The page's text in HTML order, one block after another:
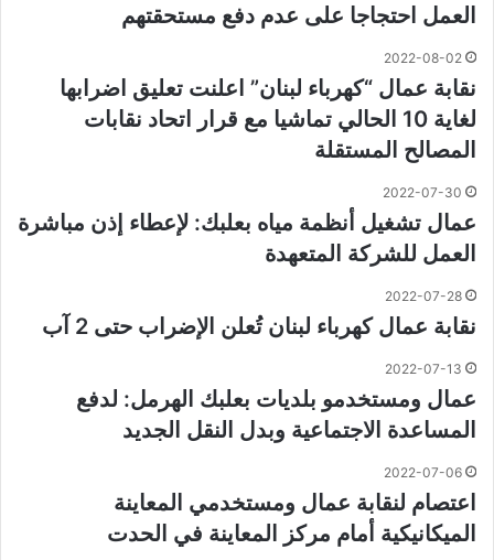
العمل احتجاجا على عدم دفع مستحقتهم
2022-08-02
نقابة عمال “كهرباء لبنان” اعلنت تعليق اضرابها
لغاية 10 الحالي تماشيا مع قرار اتحاد نقابات
المصالح المستقلة
2022-07-30
عمال تشغيل أنظمة مياه بعلبك: لإعطاء إذن مباشرة
العمل للشركة المتعهدة
2022-07-28
نقابة عمال كهرباء لبنان تُعلن الإضراب حتى 2 آب
2022-07-13
عمال ومستخدمو بلديات بعلبك الهرمل: لدفع
المساعدة الاجتماعية وبدل النقل الجديد
2022-07-06
اعتصام لنقابة عمال ومستخدمي المعاينة
الميكانيكية أمام مركز المعاينة في الحدت